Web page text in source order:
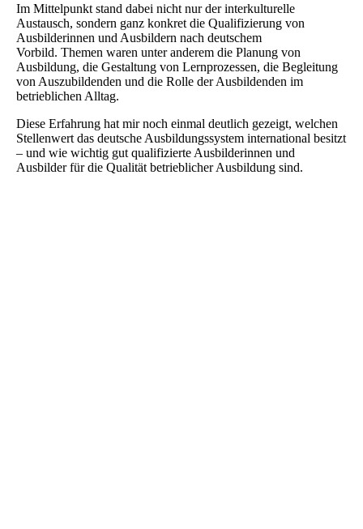
Im Mittelpunkt stand dabei nicht nur der interkulturelle
Austausch, sondern ganz konkret die Qualifizierung von
Ausbilderinnen und Ausbildern nach deutschem
Vorbild. Themen waren unter anderem die Planung von
Ausbildung, die Gestaltung von Lernprozessen, die Begleitung
von Auszubildenden und die Rolle der Ausbildenden im
betrieblichen Alltag.
Diese Erfahrung hat mir noch einmal deutlich gezeigt, welchen
Stellenwert das deutsche Ausbildungssystem international besitzt
– und wie wichtig gut qualifizierte Ausbilderinnen und
Ausbilder für die Qualität betrieblicher Ausbildung sind.